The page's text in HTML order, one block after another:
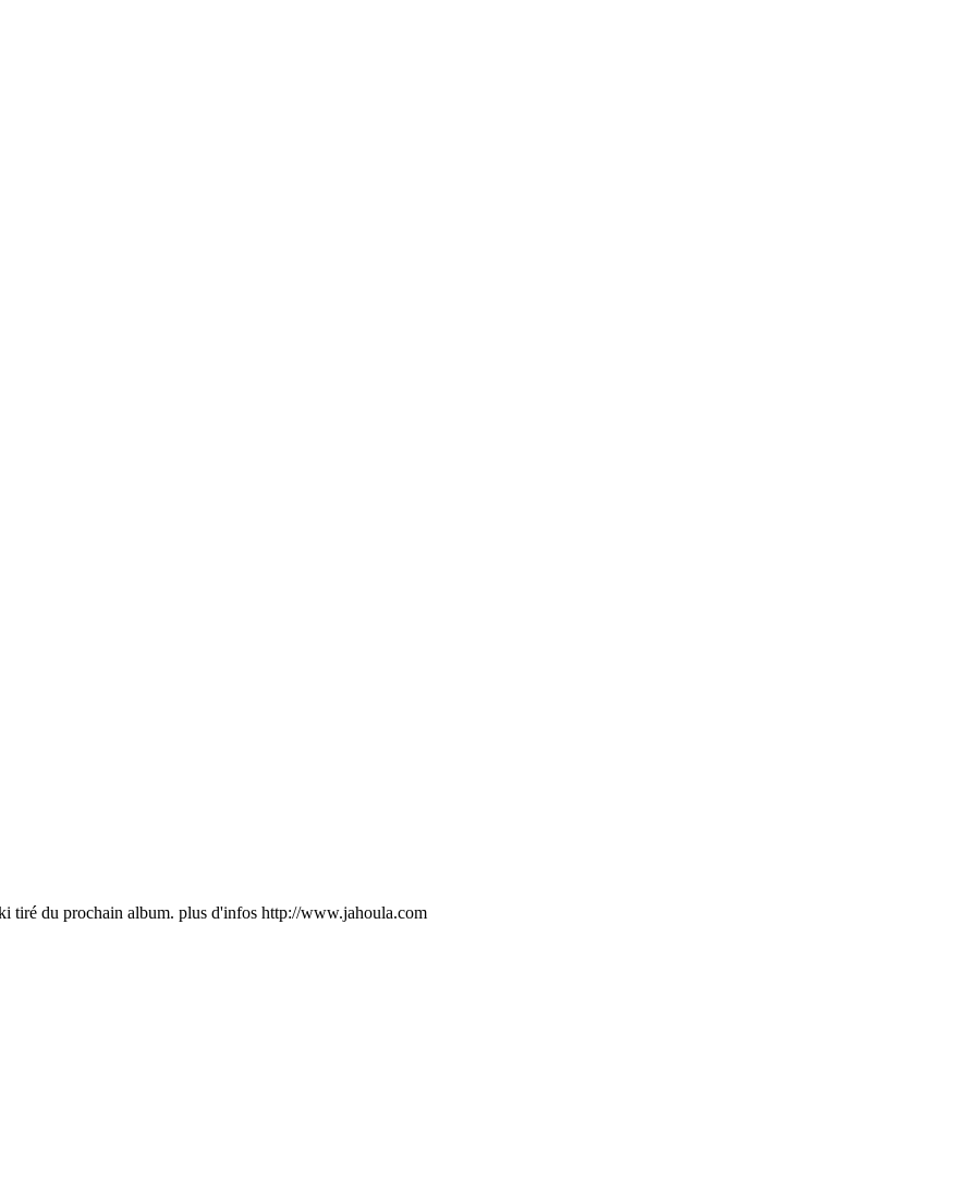
tiré du prochain album. plus d'infos http://www.jahoula.com